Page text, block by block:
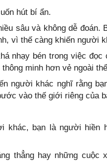
hút bí ẩn.
sâu và không dễ đoán.
vì thế càng khiến người
nhạy bén trong việc
minh hơn vẻ ngoài
người khác nghĩ rằng
vào thế giới riêng của
khác, bạn là người hiền
thẳng hay những cuộc